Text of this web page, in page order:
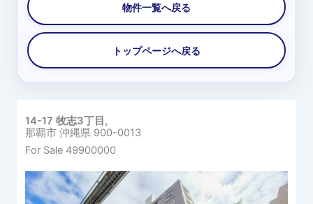
14-17 牧志3丁目,
那覇市 沖縄県 900-0013
For Sale 49900000